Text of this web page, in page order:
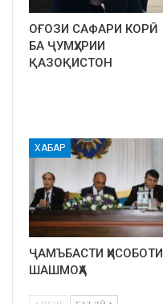
ОҒОЗИ САФАРИ КОРӢ
БА ҶУМҲУРИИ
ҚАЗОҚИСТОН
ХАБАР
ҶАМЪБАСТИ ҲИСОБОТИ
ШАШМОҲА